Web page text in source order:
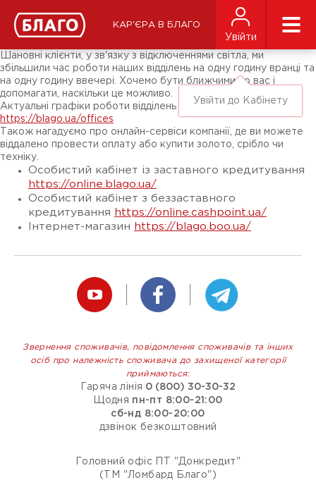
КАР'ЄРА В БЛАГО
Увійти
Увійти до Кабінету
ЗМІ про нас
Підписники соц-мереж
Ярмарки
Шановні клієнти, у зв'язку з відключеннями світла, ми
збільшили час роботи наших відділень на одну годину вранці та
на одну годину ввечері. Хочемо бути ближчими до вас і
допомагати, наскільки це можливо.
Актуальні графіки роботи відділень за посиланням:
https://blago.ua/offices
Також нагадуємо про онлайн-сервіси компанії, де ви можете
віддалено провести оплату або купити золото, срібло чи
техніку.
Особистий кабінет із заставного кредитування
https://online.blago.ua/
Особистий кабінет з беззаставного
кредитування
https://online.cashpoint.ua/
Інтернет-магазин
https://blago.boo.ua/
Звернення споживачів, повідомлення споживачів та інших
осіб про належність споживача до захищеної категорії
приймаються:
Гаряча лінія 0 (800) 30-30-32
Щодня пн-пт 8:00-21:00
сб-нд 8:00-20:00
дзвінок безкоштовний
Головний офіс ПТ "Донкредит"
(ТМ "Ломбард Благо")